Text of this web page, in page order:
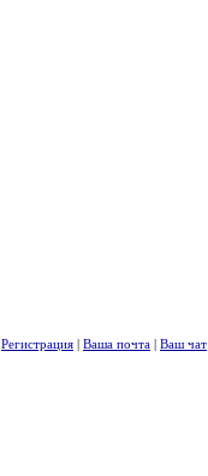
Регистрация | Ваша почта | Ваш чат